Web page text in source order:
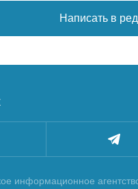
Написать в
информационное